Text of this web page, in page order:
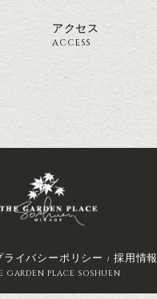
アクセス
ACCESS
ライバシーポリシー 採用情報
GARDEN PLACE SOSHUEN